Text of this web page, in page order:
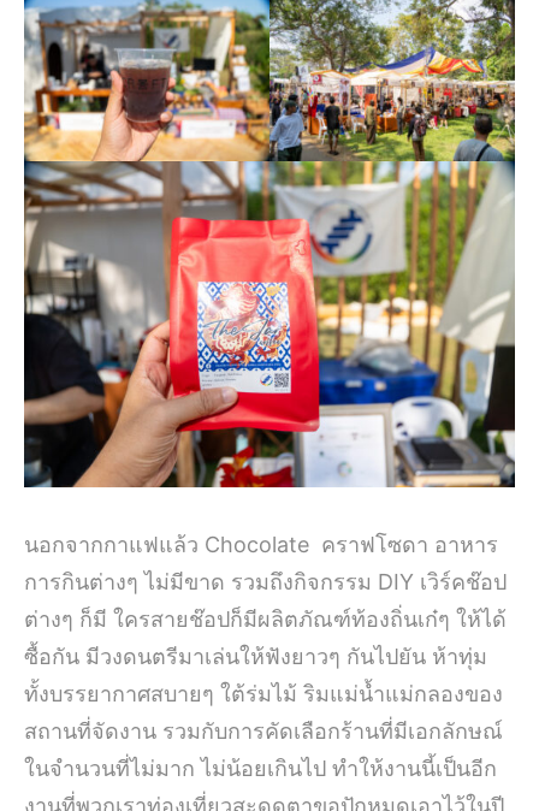
นอกจากกาแฟแล้ว Chocolate คราฟโซดา อาหาร
การกินต่างๆ ไม่มีขาด รวมถึงกิจกรรม DIY เวิร์คช๊อป
ต่างๆ ก็มี ใครสายช๊อปก็มีผลิตภัณฑ์ท้องถิ่นเก๋ๆ ให้ได้
ซื้อกัน มีวงดนตรีมาเล่นให้ฟังยาวๆ กันไปยัน ห้าทุ่ม
ทั้งบรรยากาศสบายๆ ใต้ร่มไม้ ริมแม่น้ำแม่กลองของ
สถานที่จัดงาน รวมกับการคัดเลือกร้านที่มีเอกลักษณ์
ในจำนวนที่ไม่มาก ไม่น้อยเกินไป ทำให้งานนี้เป็นอีก